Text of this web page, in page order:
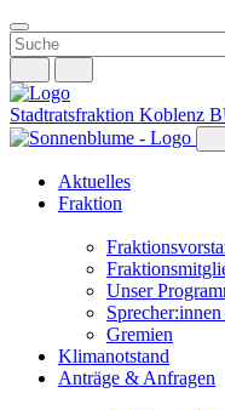
Weiter
zum
Inhalt
Stadtratsfraktion Koblenz
Aktuelles
Fraktion
Unser
Gremien
Klimanotstand
Anträge & Anfragen